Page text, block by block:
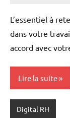
L’essentiel à
dans votre
accord avec
Lire la suite
Digital RH